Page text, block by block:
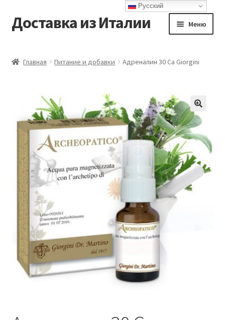
Перейти
к
Перейти
к
Доставка из Италии Меню
Контакты
Корзина
Мой аккаунт
Оформление заказа
Главная Питание и добавки Адреналин 30 Ca Giorgini
Русский